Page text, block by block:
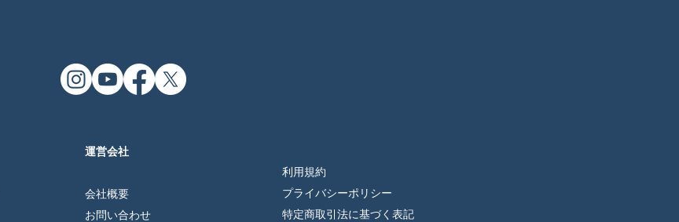
運営会社
会社概要
お問い合わせ
利用規約
プライバシーポリシー
特定商取引法に基づく表記